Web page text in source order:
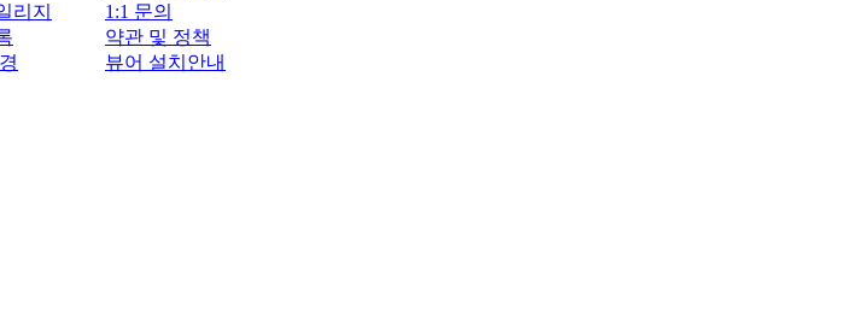
리지
1:1 문의
약관 및 정책
뷰어 설치안내